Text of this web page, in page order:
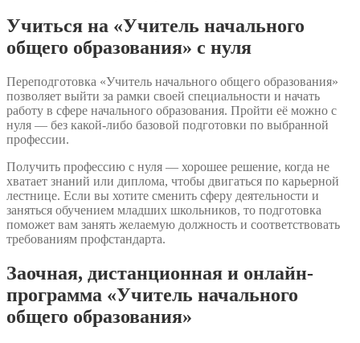
Учиться на «Учитель начального
общего образования» с нуля
Переподготовка «Учитель начального общего образования»
позволяет выйти за рамки своей специальности и начать
работу в сфере начального образования. Пройти её можно с
нуля — без какой-либо базовой подготовки по выбранной
профессии.
Получить профессию с нуля — хорошее решение, когда не
хватает знаний или диплома, чтобы двигаться по карьерной
лестнице. Если вы хотите сменить сферу деятельности и
заняться обучением младших школьников, то подготовка
поможет вам занять желаемую должность и соответствовать
требованиям профстандарта.
Заочная, дистанционная и онлайн-
программа «Учитель начального
общего образования»